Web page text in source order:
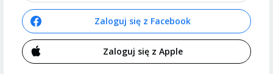
Zaloguj się z Facebook
Zaloguj się z Apple